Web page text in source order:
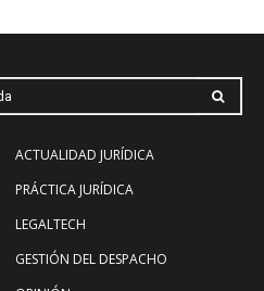
ACTUALIDAD JURÍDICA
PRÁCTICA JURÍDICA
LEGALTECH
GESTIÓN DEL DESPACHO